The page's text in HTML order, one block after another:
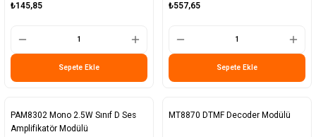
₺145,85
Sepete Ekle
₺557,65
Sepete Ekle
PAM8302 Mono 2.5W Sınıf D Ses
Amplifikatör Modülü
MT8870 DTMF Decoder Modülü